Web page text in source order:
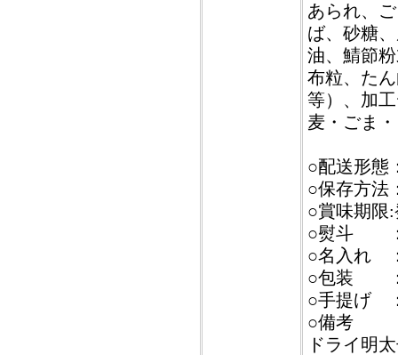
あられ、
ば、砂糖
油、鯖節
布粒、た
等）、加
麦・ごま
○配送形態
○保存方法
○賞味期限
○熨斗
○名入れ
○包装
○手提げ
○備考
ドライ明